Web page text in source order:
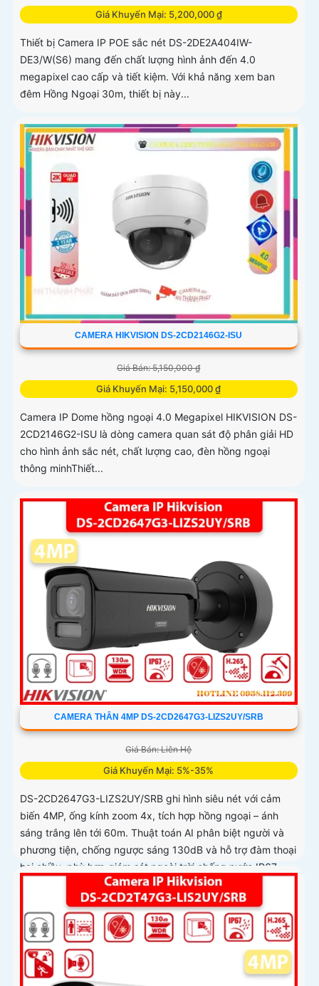
Giá Khuyến Mại: 5,200,000 ₫
Thiết bị Camera IP POE sắc nét DS-2DE2A404IW-
DE3/W(S6) mang đến chất lượng hình ảnh đến 4.0
megapixel cao cấp và tiết kiệm. Với khả năng xem ban
đêm Hồng Ngoại 30m, thiết bị này...
CAMERA HIKVISION DS-2CD2146G2-ISU
Giá Bán: 5,150,000 ₫
Giá Khuyến Mại: 5,150,000 ₫
Camera IP Dome hồng ngoại 4.0 Megapixel HIKVISION DS-
2CD2146G2-ISU là dòng camera quan sát độ phân giải HD
cho hình ảnh sắc nét, chất lượng cao, đèn hồng ngoại
thông minhThiết...
CAMERA THÂN 4MP DS-2CD2647G3-LIZS2UY/SRB
Giá Bán: Liên Hệ
Giá Khuyến Mại: 5%-35%
DS-2CD2647G3-LIZS2UY/SRB ghi hình siêu nét với cảm
biến 4MP, ống kính zoom 4x, tích hợp hồng ngoại – ánh
sáng trắng lên tới 60m. Thuật toán AI phân biệt người và
phương tiện, chống ngược sáng 130dB và hỗ trợ đàm thoại
hai chiều, phù hợp giám sát ngoài trời chống nước IP67